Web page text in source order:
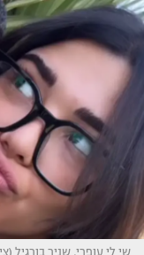
שי לי עופרי, שניר בורגיל